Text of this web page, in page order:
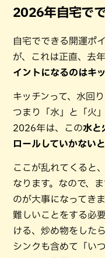
2026年自宅で
自宅でできる開運ポ
が、これは正直、去
イントになるのはキ
キッチンって、水回
つまり「水」と「火
2026年は、この水と
ロールしていかない
ここが乱れてくると
なります。なので、
のが大事になってきま
難しいことをする必
ける、炒め物をした
シンクも含めて「い